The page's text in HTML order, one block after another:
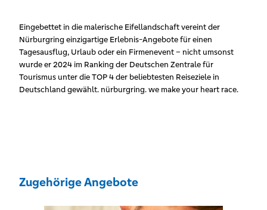
Eingebettet in die malerische Eifellandschaft vereint der
Nürburgring einzigartige Erlebnis-Angebote für einen
Tagesausflug, Urlaub oder ein Firmenevent – nicht umsonst
wurde er 2024 im Ranking der Deutschen Zentrale für
Tourismus unter die TOP 4 der beliebtesten Reiseziele in
Deutschland gewählt. nürburgring. we make your heart race.
Zugehörige Angebote